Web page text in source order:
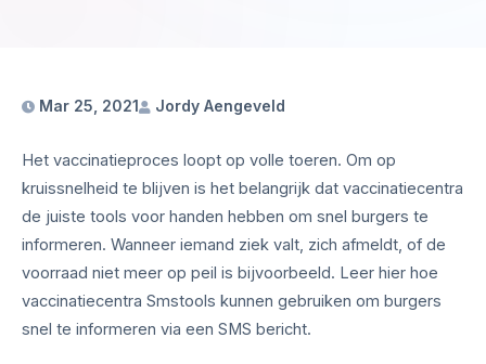
Mar 25, 2021 Jordy Aengeveld
Het vaccinatieproces loopt op volle toeren. Om op
kruissnelheid te blijven is het belangrijk dat vaccinatiecentra
de juiste tools voor handen hebben om snel burgers te
informeren. Wanneer iemand ziek valt, zich afmeldt, of de
voorraad niet meer op peil is bijvoorbeeld. Leer hier hoe
vaccinatiecentra Smstools kunnen gebruiken om burgers
snel te informeren via een SMS bericht.